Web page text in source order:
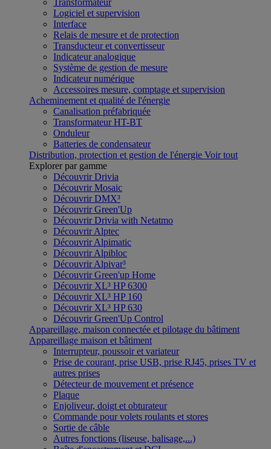
Transformateur
Logiciel et supervision
Interface
Relais de mesure et de protection
Transducteur et convertisseur
Indicateur analogique
Système de gestion de mesure
Indicateur numérique
Accessoires mesure, comptage et supervision
Acheminement et qualité de l'énergie
Canalisation préfabriquée
Transformateur HT-BT
Onduleur
Batteries de condensateur
Distribution, protection et gestion de l'énergie Voir tout
Explorer par gamme
Découvrir Drivia
Découvrir Mosaic
Découvrir DMX³
Découvrir Green'Up
Découvrir Drivia with Netatmo
Découvrir Alptec
Découvrir Alpimatic
Découvrir Alpibloc
Découvrir Alpivar³
Découvrir Green'up Home
Découvrir XL³ HP 6300
Découvrir XL³ HP 160
Découvrir XL³ HP 630
Découvrir Green'Up Control
Appareillage, maison connectée et pilotage du bâtiment
Appareillage maison et bâtiment
Interrupteur, poussoir et variateur
Prise de courant, prise USB, prise RJ45, prises TV et
autres prises
Détecteur de mouvement et présence
Plaque
Enjoliveur, doigt et obturateur
Commande pour volets roulants et stores
Sortie de câble
Autres fonctions (liseuse, balisage,...)